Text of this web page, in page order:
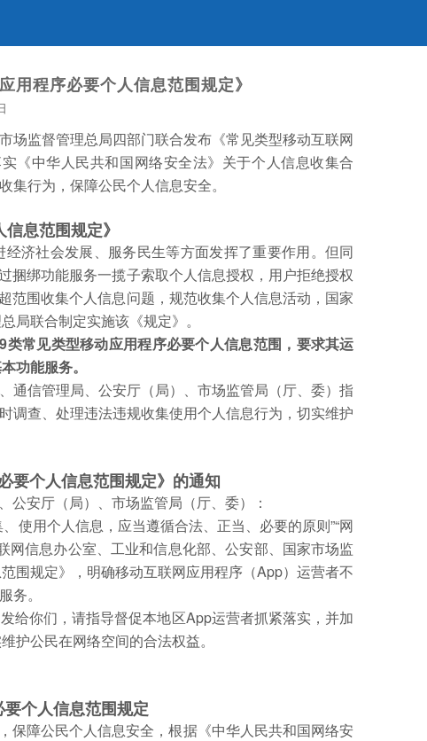
用程序必要个人信息范围规定》
场监督管理总局四部门联合发布《常见类型移动互联网
《中华人民共和国网络安全法》关于个人信息收集合
行为，保障公民个人信息安全。
息范围规定》
济社会发展、服务民生等方面发挥了重要作用。但同
绑功能服务一揽子索取个人信息授权，用户拒绝授权
围收集个人信息问题，规范收集个人信息活动，国家
局联合制定实施该《规定》。
常见类型移动应用程序必要个人信息范围，要求其运
功能服务。
通信管理局、公安厅（局）、市场监管局（厅、委）指
调查、处理违法违规收集使用个人信息行为，切实维护
要个人信息范围规定》的通知
安厅（局）、市场监管局（厅、委）：
使用个人信息，应当遵循合法、正当、必要的原则”“网
信息办公室、工业和信息化部、公安部、国家市场监
围规定》，明确移动互联网应用程序（App）运营者不
务。
给你们，请指导督促本地区App运营者抓紧落实，并加
护公民在网络空间的合法权益。
个人信息范围规定
障公民个人信息安全，根据《中华人民共和国网络安